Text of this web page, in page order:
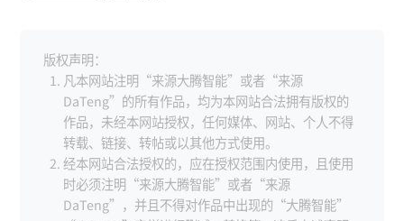
版权声明：
凡本网站注明“来源大腾智能”或者“来源
DaTeng”的所有作品，均为本网站合法拥有版权的
作品，未经本网站授权，任何媒体、网站、个人不得
转载、链接、转帖或以其他方式使用。
经本网站合法授权的，应在授权范围内使用，且使用
时必须注明“来源大腾智能”或者“来源
DaTeng”，并且不得对作品中出现的“大腾智能”